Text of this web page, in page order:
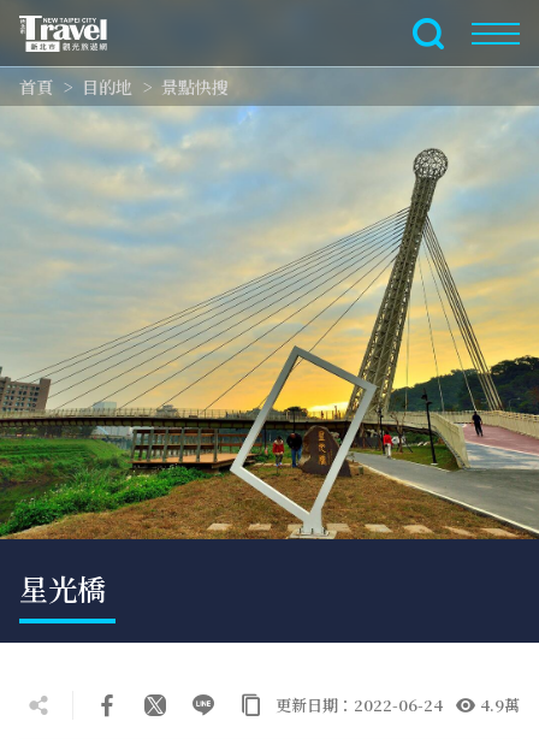
主
要
全文檢索
首頁 目的地 景點快搜
星光橋
更新日期：2022-06-24 4.9萬